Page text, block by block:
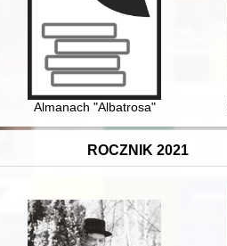
Almanach "Albatrosa"
ROCZNIK 2021